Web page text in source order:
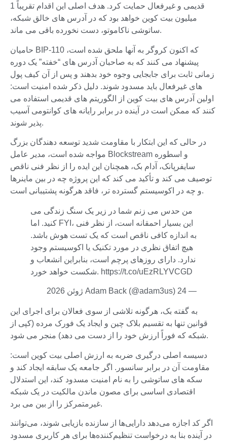
قدیمی و غیرفعال حمایت کرد. هدف اصلی این اقدام تقریباً 1
میلیون بیت کوین خواهد بود که در آدرس های خالق شبکه،
ساتوشی ناکاموتو، دست نخورده باقی می ماند.
حامیان BIP-110 که اکنون کروگر به آنها ملحق شده است،
پیشنهاد می کنند که به صاحبان آدرس های “خفته” یک دوره
زمانی ثابت برای جابجایی وجوه خود بدهند و پس از آن کیف پول
های غیرفعال باید مسدود شوند. دلیل ذکر شده امنیت است:
اولین آدرس های بیت کوین از الگوریتم های قدیمی استفاده می
کنند که ممکن است در آینده در برابر رایانه های کوانتومی آسیب
پذیر شوند.
در حالی که این ابتکار با مقاومت شدید توسعه دهندگان بزرگ
مواجه شده است، مدیر عامل Blockstream و اسطوره
سایفرپانک، آدام بک، همچنان این ایده را از نظر فنی ناقص
توصیف می کند و تأکید می کند که این پروژه چه در بین ماینرها
و چه در اکوسیستم گسترده تر، فاقد هرگونه پشتیبانی است.
من حدس می زنم شما در زیر یک سنگ زندگی می
کنید. اما FYI، این بسیار احمقانه است، از نظر فنی
به اندازه کافی ناقص است که یک تست هوش باشد.
هیچ اتفاق نظری در مورد تکنیک یا اکوسیستم وجود
ندارد. دارای روزهای پرچم است، بنابراین انشعاب و
شکست خواهد خورد. https://t.co/uEzRLYVCGD
— Adam Back (@adam3us) 24 ژوئن 2026
به گفته بک، هرگونه تلاشی از سوی فعالان برای اجرای این
قوانین تنها به تقسیم بلاک چین و ایجاد یک فورک مرده (کپی از
شبکه که فوراً ارزش خود را از دست می دهد) منجر می شود.
دسیسه اصلی درگیری ضربه به ارزش اصلی بیت کوین است:
مقاومت آن در برابر سانسور. اگر جامعه یک سابقه ایجاد کند و
سکه های ساتوشی را به نام امنیت مسدود کند، این استدلال
اقتصادی اساسی برای مصون ماندن مالکیت در یک شبکه
غیرمتمرکز را از بین می برد.
اگر کد اجازه می‌دهد دارایی‌ها از سازنده بازیابی شوند، می‌توانند
در آینده بنا به درخواست تنظیم‌کننده‌ها برای هر کاربری مسدود